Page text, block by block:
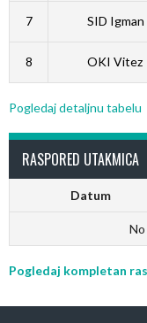
7 SID Igman
8 OKI Vitez
Pogledaj detaljnu tabelu
RASPORED UTAKMICA
Datum
Pogledaj kompletan